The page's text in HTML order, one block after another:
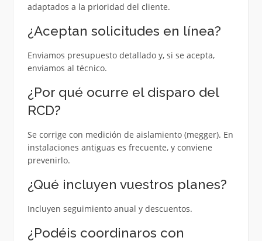
adaptados a la prioridad del cliente.
¿Aceptan solicitudes en línea?
Enviamos presupuesto detallado y, si se acepta,
enviamos al técnico.
¿Por qué ocurre el disparo del
RCD?
Se corrige con medición de aislamiento (megger). En
instalaciones antiguas es frecuente, y conviene
prevenirlo.
¿Qué incluyen vuestros planes?
Incluyen seguimiento anual y descuentos.
¿Podéis coordinaros con